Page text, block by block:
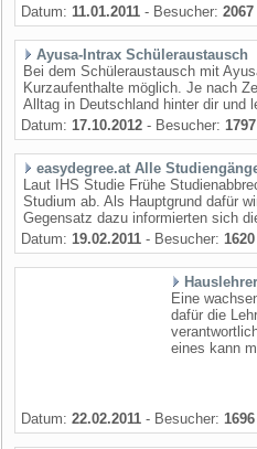
Datum: 11.01.2011 - Besucher: 2067
Ayusa-Intrax Schüleraustausch
Bei dem Schüleraustausch mit
Kurzaufenthalte möglich. Je nach
Alltag in Deutschland hinter dir und
Datum: 17.10.2012 - Besucher: 1797
easydegree.at Alle
Laut IHS Studie Frühe
Studium ab. Als Hauptgrund dafür
Gegensatz dazu informierten sich
Datum: 19.02.2011 - Besucher: 1620
Eine
dafür die
eines kann
Datum: 22.02.2011 - Besucher: 1696